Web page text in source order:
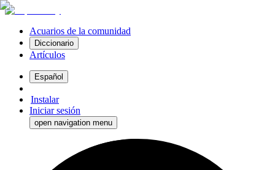
Acuarios de la comunidad
Diccionario
Artículos
Español
Instalar
Iniciar sesión
open navigation menu